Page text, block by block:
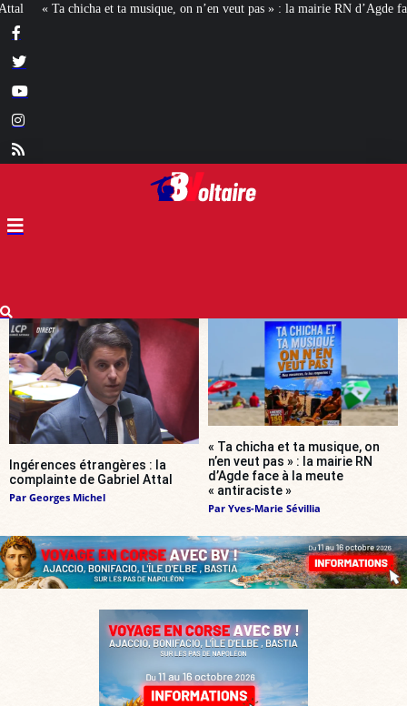
veut pas » : la mairie RN d’Agde face à la meute « antiraciste » La
Ingérences étrangères : la
complainte de Gabriel Attal
Par Georges Michel
« Ta chicha et ta musique, on
n’en veut pas » : la mairie RN
d’Agde face à la meute
« antiraciste »
Par Yves-Marie Sévillia